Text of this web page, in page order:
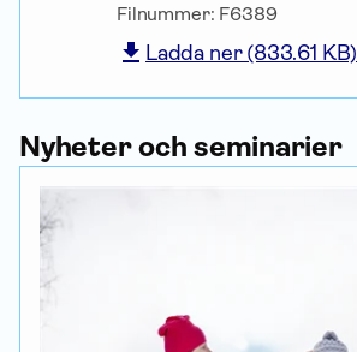
Filnummer: F6389
Ladda ner (833.61 KB)
Nyheter och seminarier